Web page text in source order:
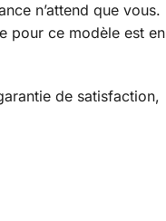
n’attend que vous.
pour ce modèle est en
de satisfaction,